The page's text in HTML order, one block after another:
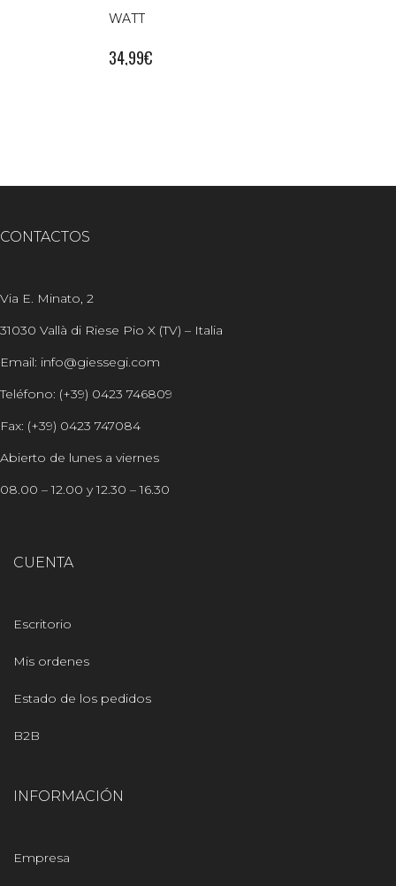
WATT
34,99€
CONTACTOS
Via E. Minato, 2
31030 Vallà di Riese Pio X (TV) – Italia
Email: info@giessegi.com
Teléfono: (+39) 0423 746809
Fax: (+39) 0423 747084
Abierto de lunes a viernes
08.00 – 12.00 y 12.30 – 16.30
CUENTA
Escritorio
Mis ordenes
Estado de los pedidos
B2B
INFORMACIÓN
Empresa